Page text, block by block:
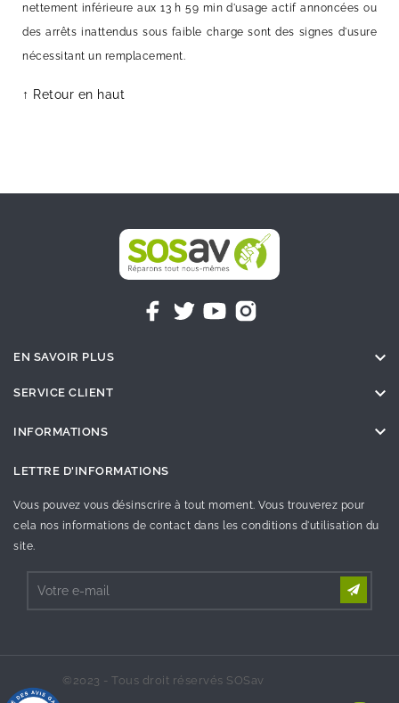
nettement inférieure aux 13 h 59 min d'usage actif annoncées ou
des arrêts inattendus sous faible charge sont des signes d'usure
nécessitant un remplacement.
↑ Retour en haut
EN SAVOIR PLUS 
SERVICE CLIENT 
INFORMATIONS 
LETTRE D'INFORMATIONS
Vous pouvez vous désinscrire à tout moment. Vous trouverez pour
cela nos informations de contact dans les conditions d'utilisation du
site.
©2023 - Tous droit réservés SOSav